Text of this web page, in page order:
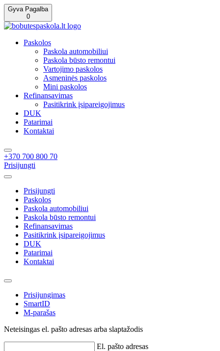
Gyva Pagalba
0
Paskolos
Paskola automobiliui
Paskola būsto remontui
Vartojimo paskolos
Asmeninės paskolos
Mini paskolos
Refinansavimas
Pasitikrink įsipareigojimus
DUK
Patarimai
Kontaktai
+370 700 800 70
Prisijungti
Prisijungti
Paskolos
Paskola automobiliui
Paskola būsto remontui
Refinansavimas
Pasitikrink įsipareigojimus
DUK
Patarimai
Kontaktai
Prisijungimas
SmartID
M-parašas
Neteisingas el. pašto adresas arba slaptažodis
El. pašto adresas